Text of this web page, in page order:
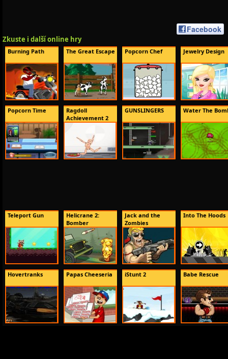
Facebook
Zkuste i další online hry
Burning Path The Great Escape Popcorn Chef Jewelry Design
Popcorn Time
Ragdoll
Achievement 2
GUNSLINGERS Water The
Teleport Gun
Helicrane 2:
Bomber
Jack and the
Zombies
Into The Hoods
Hovertranks Papas Cheeseria iStunt 2 Babe Rescue